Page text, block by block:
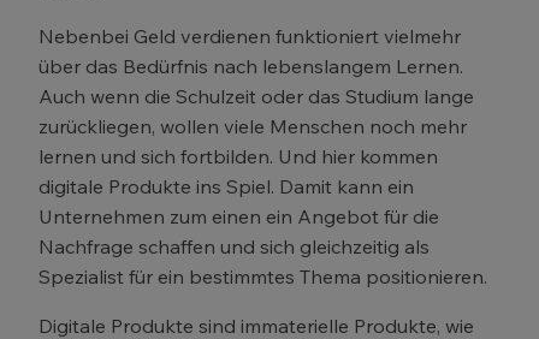
Nebenbei Geld verdienen funktioniert vielmehr
über das Bedürfnis nach lebenslangem Lernen.
Auch wenn die Schulzeit oder das Studium lange
zurückliegen, wollen viele Menschen noch mehr
lernen und sich fortbilden. Und hier kommen
digitale Produkte ins Spiel. Damit kann ein
Unternehmen zum einen ein Angebot für die
Nachfrage schaffen und sich gleichzeitig als
Spezialist für ein bestimmtes Thema positionieren.
Digitale Produkte sind immaterielle Produkte, wie